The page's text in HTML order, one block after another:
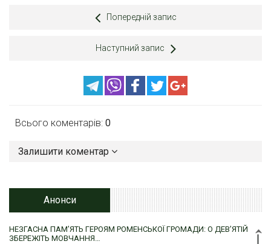
Попередній запис
Наступний запис
Всього коментарів: 0
Залишити коментар
Анонси
НЕЗГАСНА ПАМ’ЯТЬ ГЕРОЯМ РОМЕНСЬКОЇ ГРОМАДИ: О ДЕВ’ЯТІЙ
ЗБЕРЕЖІТЬ МОВЧАННЯ…